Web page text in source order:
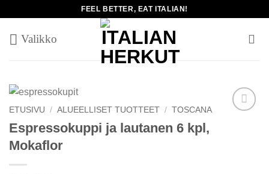
content
FEEL BETTER, EAT ITALIAN!
ETUSIVU / ALUEELLISET TUOTTEET / TOSCANA
Espressokuppi ja lautanen 6 kpl,
Mokaflor